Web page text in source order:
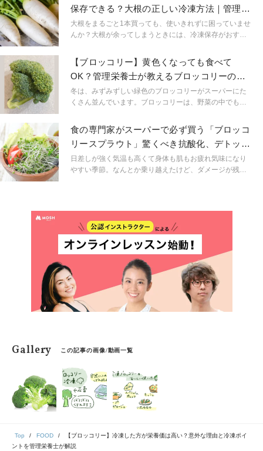
保存できる？大根の正しい冷凍方法｜管理栄
養士が解説
大根をまるごと1本買っても、使いきれずに困っていませ
んか？大根が余ってしまうときには、冷凍保存がおすす
凍・解凍方法などをお伝えします。賢く冷凍して、旬の
食材を無駄にすることなく、最後までおいしく味わって
ください。
【ブロッコリー】黄色くなっても食べて
OK？管理栄養士が教えるブロッコリーの賞
味期限と保存方法
冬は、みずみずしい緑色のブロッコリーがスーパーにた
くさん並んでいます。ブロッコリーは、野菜の中でも栄
いでしょうか。健康的な食生活に関心が高まる中で注目
度が一気に上がった野菜の1つです。ビタミンCやβ-カロ
テン、カルシウムを含み、他にも健康維持に関わる機能
性成分も入っています。今回は、ブロッコリーの賞味期
限の見分け方、保存方法をご紹介します。
食の専門家がスーパーで必ず買う「ブロッコ
リースプラウト」驚くべき抗酸化、デトック
ス効果とは？
日差しが強く気温も高くて身体も肌もお疲れ気味になり
やすい季節。なんとか乗り越えたけど、ダメージが残っ
Gallery この記事の画像/動画一覧
Top FOOD
【ブロッコリー】冷凍した方が栄養価は高い？意外な理由と冷凍ポイ
ントを管理栄養士が解説